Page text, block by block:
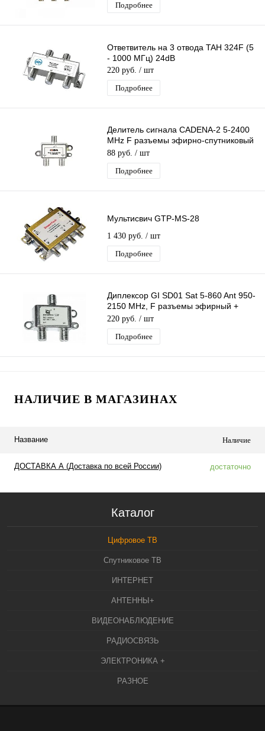
Подробнее
Ответвитель на 3 отвода TAH 324F (5
- 1000 МГц) 24dB
220 руб. / шт
Подробнее
Делитель сигнала CADENA-2 5-2400
MHz F разъемы эфирно-спутниковый
без прохода питания 1 вх 2 вых
88 руб. / шт
Подробнее
Мультисвич GTP-MS-28
1 430 руб. / шт
Подробнее
Диплексор GI SD01 Sat 5-860 Ant 950-
2150 MHz, F разъемы эфирный +
спутниковый с проходом питания 2х1
220 руб. / шт
Подробнее
НАЛИЧИЕ В МАГАЗИНАХ
Название Наличие
ДОСТАВКА А (Доставка по всей России) достаточно
Каталог
Цифровое ТВ
Спутниковое ТВ
ИНТЕРНЕТ
АНТЕННЫ+
ВИДЕОНАБЛЮДЕНИЕ
РАДИОСВЯЗЬ
ЭЛЕКТРОНИКА +
РАЗНОЕ